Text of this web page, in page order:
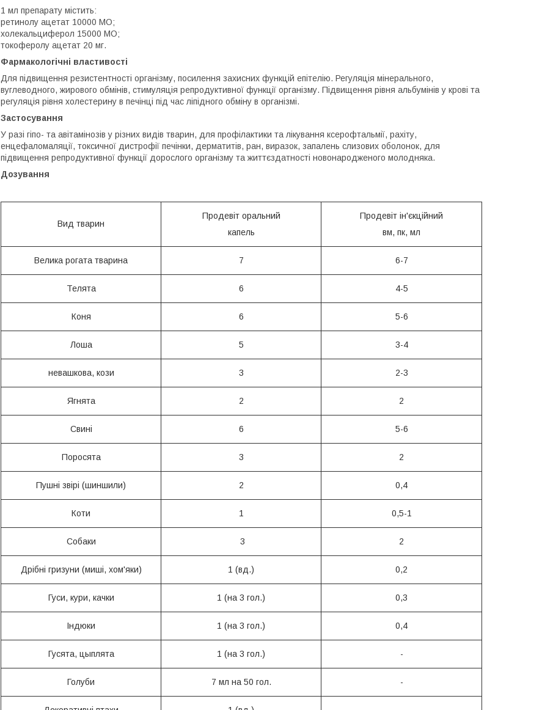
1 мл препарату містить:
ретинолу ацетат 10000 МО;
холекальциферол 15000 МО;
токоферолу ацетат 20 мг.
Фармакологічні властивості
Для підвищення резистентності організму, посилення захисних функцій епітелію. Регуляція мінерального,
вуглеводного, жирового обмінів, стимуляція репродуктивної функції організму. Підвищення рівня альбумінів у крові та
регуляція рівня холестерину в печінці під час ліпідного обміну в організмі.
Застосування
У разі гіпо- та авітамінозів у різних видів тварин, для профілактики та лікування ксерофтальмії, рахіту,
енцефаломаляції, токсичної дистрофії печінки, дерматитів, ран, виразок, запалень слизових оболонок, для
підвищення репродуктивної функції дорослого організму та життєздатності новонародженого молодняка.
Дозування
Вид тварин
Продевіт оральний
капель
Продевіт ін'єкційний
вм, пк, мл
Велика рогата тварина 7 6-7
Телята 6 4-5
Коня 6 5-6
Лоша 5 3-4
невашкова, кози 3 2-3
Ягнята 2 2
Свині 6 5-6
Поросята 3 2
Пушні звірі (шиншили) 2 0,4
Коти 1 0,5-1
Собаки 3 2
Дрібні гризуни (миші, хом'яки) 1 (вд.) 0,2
Гуси, кури, качки 1 (на 3 гол.) 0,3
Індюки 1 (на 3 гол.) 0,4
Гусята, цыплята 1 (на 3 гол.) -
Голуби 7 мл на 50 гол. -